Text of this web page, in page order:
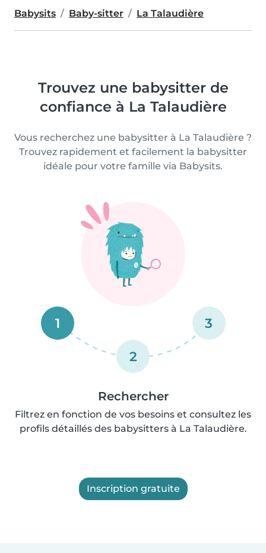
Babysits Baby-sitter La Talaudière
Trouvez une babysitter de
confiance à La Talaudière
Vous recherchez une babysitter à La Talaudière ?
Trouvez rapidement et facilement la babysitter
idéale pour votre famille via Babysits.
1
2
3
Rechercher
Filtrez en fonction de vos besoins et consultez les
profils détaillés des babysitters à La Talaudière.
Inscription gratuite